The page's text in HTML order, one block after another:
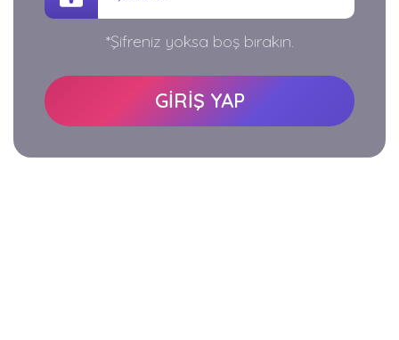
*Şifreniz yoksa boş bırakın.
GİRİŞ YAP